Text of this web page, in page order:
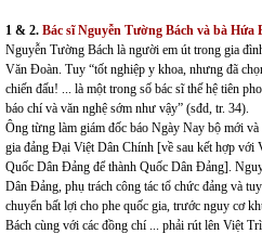
1 & 2. Bác sĩ Nguyễn Tường Bách và bà Hứa
Nguyễn Tường Bách là người em út trong gia
Văn Đoàn. Tuy “tốt nghiệp y khoa, nhưng đã
chiến đấu! ... là một trong số bác sĩ thế hệ tiên
báo chí và văn nghệ sớm như vậy” (sđd, tr. 34).
Ông từng làm giám đốc báo Ngày Nay bộ mới
gia đảng Đại Việt Dân Chính [về sau kết hợp
Quốc Dân Đảng để thành Quốc Dân Đảng].
Dân Đảng, phụ trách công tác tổ chức đảng và
chuyển bất lợi cho phe quốc gia, trước nguy cơ
Bách cùng với các đồng chí ... phải rút lên Việt